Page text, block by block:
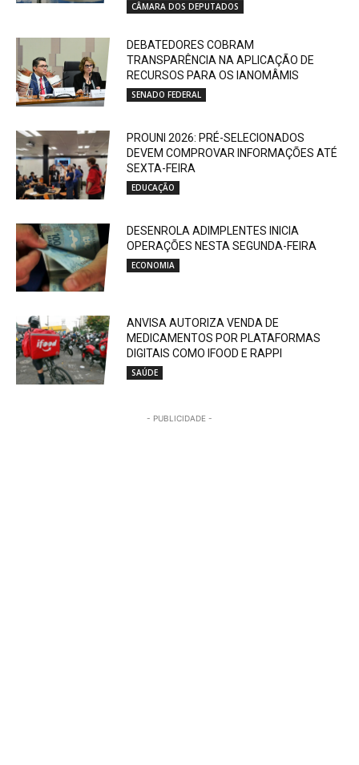
CÂMARA DOS DEPUTADOS
DEBATEDORES COBRAM
TRANSPARÊNCIA NA APLICAÇÃO DE
RECURSOS PARA OS IANOMÂMIS
SENADO FEDERAL
PROUNI 2026: PRÉ-SELECIONADOS
DEVEM COMPROVAR INFORMAÇÕES ATÉ
SEXTA-FEIRA
EDUCAÇÃO
DESENROLA ADIMPLENTES INICIA
OPERAÇÕES NESTA SEGUNDA-FEIRA
ECONOMIA
ANVISA AUTORIZA VENDA DE
MEDICAMENTOS POR PLATAFORMAS
DIGITAIS COMO IFOOD E RAPPI
SAÚDE
- PUBLICIDADE -